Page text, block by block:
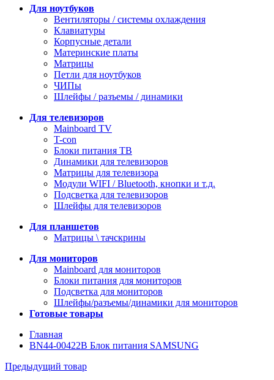
Для ноутбуков
Вентиляторы / системы охлаждения
Клавиатуры
Корпусные детали
Материнские платы
Матрицы
Петли для ноутбуков
ЧИПы
Шлейфы / разъемы / динамики
Для телевизоров
Mainboard TV
T-con
Блоки питания ТВ
Динамики для телевизоров
Матрицы для телевизора
Модули WIFI / Bluetooth, кнопки и т.д.
Подсветка для телевизоров
Шлейфы для телевизоров
Для планшетов
Матрицы \ тачскрины
Для мониторов
Mainboard для мониторов
Блоки питания для мониторов
Подсветка для мониторов
Шлейфы/разъемы/динамики для мониторов
Готовые товары
Главная
BN44-00422B Блок питания SAMSUNG
Предыдущий товар